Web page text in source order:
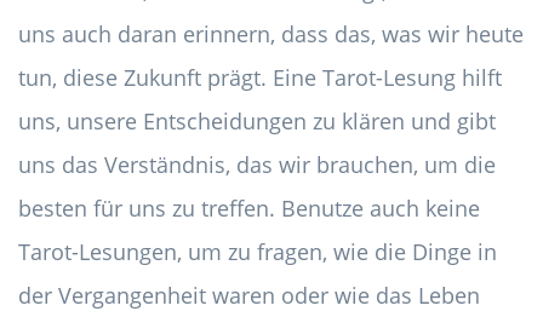
uns auch daran erinnern, dass das, was wir heute
tun, diese Zukunft prägt. Eine Tarot-Lesung hilft
uns, unsere Entscheidungen zu klären und gibt
uns das Verständnis, das wir brauchen, um die
besten für uns zu treffen. Benutze auch keine
Tarot-Lesungen, um zu fragen, wie die Dinge in
der Vergangenheit waren oder wie das Leben